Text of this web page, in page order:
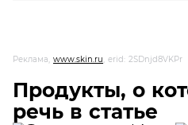
Реклама, www.skin.ru, erid: 2SDnjd8VKPr
Продукты, о
речь в статье